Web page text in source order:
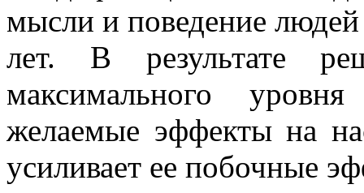
мысли и поведение
лет. В результате
максимального
желаемые эффекты на
усиливает ее побочные